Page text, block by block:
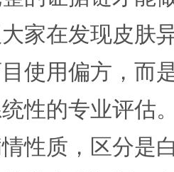
家在发现皮肤
使用偏方，而
性的专业评估
性质，区分是